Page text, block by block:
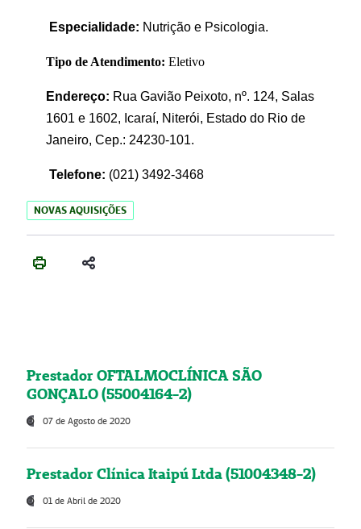
Especialidade: Nutrição e Psicologia.
Tipo de Atendimento: Eletivo
Endereço: Rua Gavião Peixoto, nº. 124, Salas
1601 e 1602, Icaraí, Niterói, Estado do Rio de
Janeiro, Cep.: 24230-101.
Telefone: (021) 3492-3468
NOVAS AQUISIÇÕES
Prestador OFTALMOCLÍNICA SÃO
GONÇALO (55004164-2)
07 de Agosto de 2020
Prestador Clínica Itaipú Ltda (51004348-2)
01 de Abril de 2020